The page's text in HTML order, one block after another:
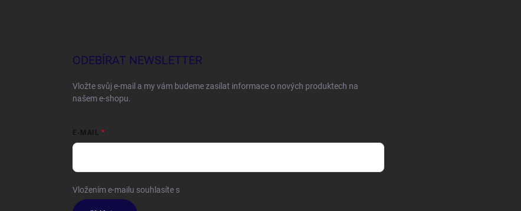
ODEBÍRAT NEWSLETTER
Vložte svůj e-mail a my vám budeme zasílat informace o nových produktech na
našem e-shopu.
E-MAIL
Vložením e-mailu souhlasíte s